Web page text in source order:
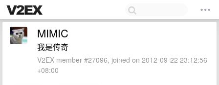
MIMIC
我是传奇
V2EX member #27096, joined on 2012-09-22 23:12:56
+08:00